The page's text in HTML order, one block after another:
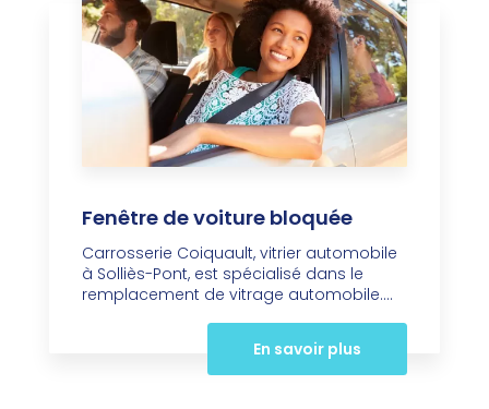
Fenêtre de voiture bloquée
Carrosserie Coiquault, vitrier automobile
à Solliès-Pont, est spécialisé dans le
remplacement de vitrage automobile....
En savoir plus